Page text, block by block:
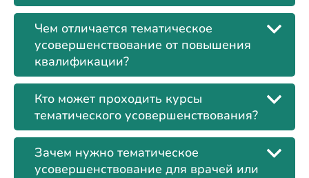
Чем отличается тематическое
усовершенствование от повышения
квалификации?
Кто может проходить курсы
тематического усовершенствования?
Зачем нужно тематическое
усовершенствование для врачей или